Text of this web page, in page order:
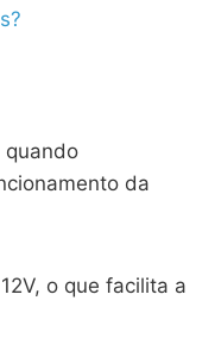
quando
da
o que facilita a